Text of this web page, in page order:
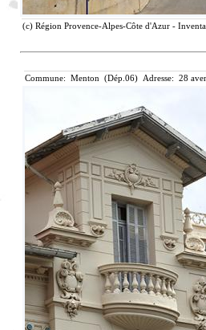
(c) Région Provence-Alpes-Côte d'Azur -
Commune: Menton (Dép.06) Adresse: 28